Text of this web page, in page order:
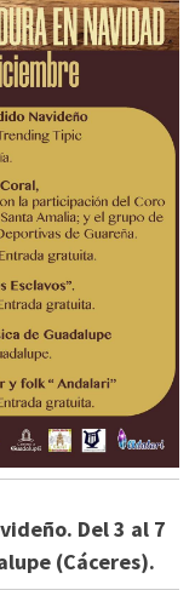
Del 3 al 7
(Cáceres).